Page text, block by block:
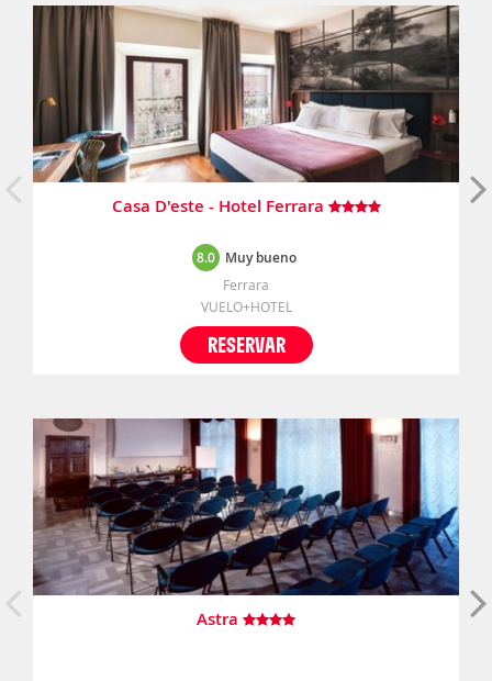
Casa D'este - Hotel Ferrara
8.0 Muy bueno
Ferrara
VUELO+HOTEL
RESERVAR
Astra